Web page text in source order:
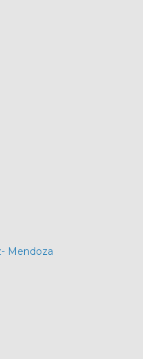
Mendoza